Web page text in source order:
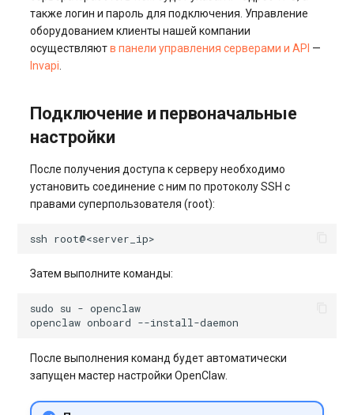
также логин и пароль для подключения. Управление
оборудованием клиенты нашей компании
осуществляютв панели управления серверами и API —
Invapi
Подключение и первоначальные
настройки
После получения доступа к серверу необходимо
установить соединение с ним по протоколу SSH с
правами суперпользователя (root):
ssh
Затем выполните команды:
sudo su -
openclaw onboard
После выполнения команд будет автоматически
запущен мастер настройки OpenClaw.